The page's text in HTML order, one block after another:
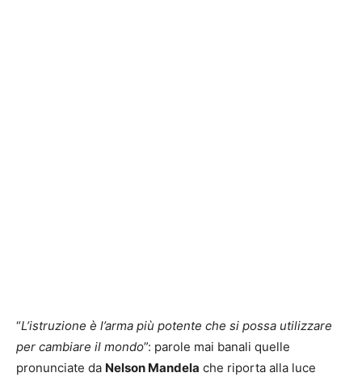
“L’istruzione è l’arma più potente che si possa utilizzare
per cambiare il mondo”: parole mai banali quelle
pronunciate da Nelson Mandela che riporta alla luce